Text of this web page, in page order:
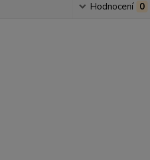
Hodnocení 0